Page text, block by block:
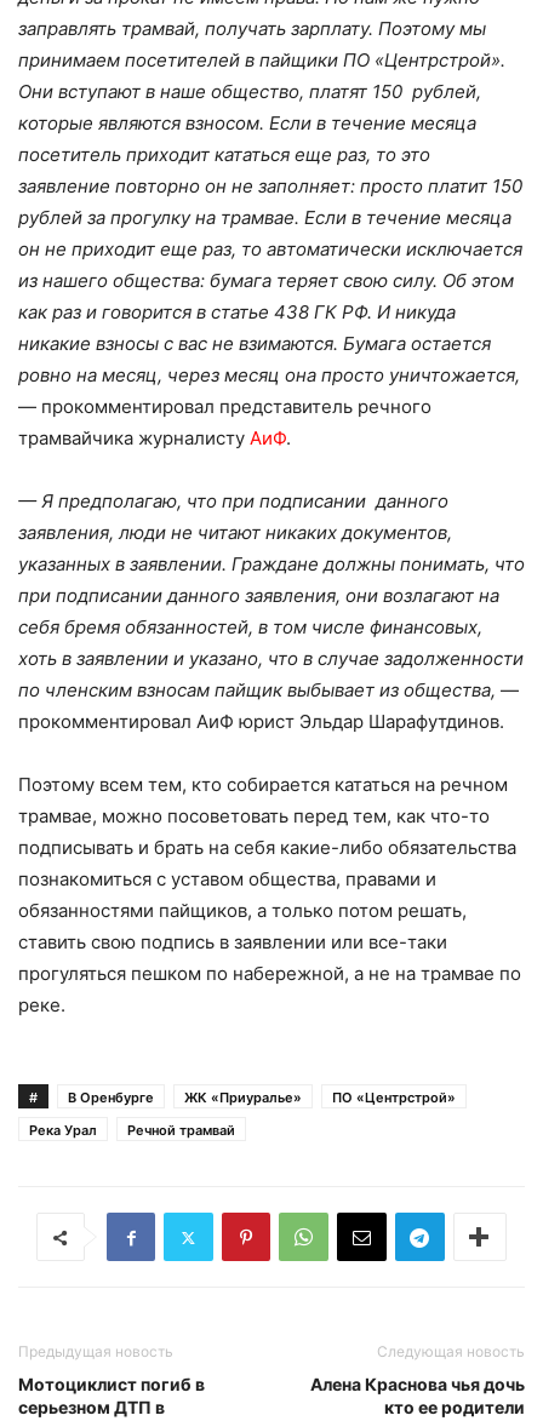
заправлять трамвай, получать зарплату. Поэтому мы
принимаем посетителей в пайщики ПО «Центрстрой».
Они вступают в наше общество, платят 150 рублей,
которые являются взносом. Если в течение месяца
посетитель приходит кататься еще раз, то это
заявление повторно он не заполняет: просто платит 150
рублей за прогулку на трамвае. Если в течение месяца
он не приходит еще раз, то автоматически исключается
из нашего общества: бумага теряет свою силу. Об этом
как раз и говорится в статье 438 ГК РФ. И никуда
никакие взносы с вас не взимаются. Бумага остается
ровно на месяц, через месяц она просто уничтожается,
— прокомментировал представитель речного
трамвайчика журналисту АиФ.
— Я предполагаю, что при подписании данного
заявления, люди не читают никаких документов,
указанных в заявлении. Граждане должны понимать, что
при подписании данного заявления, они возлагают на
себя бремя обязанностей, в том числе финансовых,
хоть в заявлении и указано, что в случае задолженности
по членским взносам пайщик выбывает из общества, —
прокомментировал АиФ юрист Эльдар Шарафутдинов.
Поэтому всем тем, кто собирается кататься на речном
трамвае, можно посоветовать перед тем, как что-то
подписывать и брать на себя какие-либо обязательства
познакомиться с уставом общества, правами и
обязанностями пайщиков, а только потом решать,
ставить свою подпись в заявлении или все-таки
прогуляться пешком по набережной, а не на трамвае по
реке.
# В Оренбурге ЖК «Приуралье»
ПО «Центрстрой»
Река Урал
Речной трамвай
Предыдущая новость
Мотоциклист погиб в
серьезном ДТП в
Следующая новость
Алена Краснова чья дочь
кто ее родители